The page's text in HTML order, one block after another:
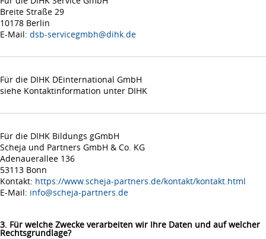
Breite Straße 29
10178 Berlin
E-Mail: dsb-servicegmbh@dihk.de
Für die DIHK DEinternational GmbH
siehe Kontaktinformation unter DIHK
Für die DIHK Bildungs gGmbH
Scheja und Partners GmbH & Co. KG
Adenauerallee 136
53113 Bonn
Kontakt: https://www.scheja-partners.de/kontakt/kontakt.html
E-Mail: info@scheja-partners.de
3. Für welche Zwecke verarbeiten wir Ihre Daten und auf welcher
Rechtsgrundlage?